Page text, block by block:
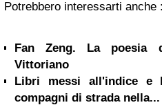
Potrebbero interessarti anche :
Fan Zeng. La poesia
Vittoriano
Libri messi all'indice e
compagni di strada nella...